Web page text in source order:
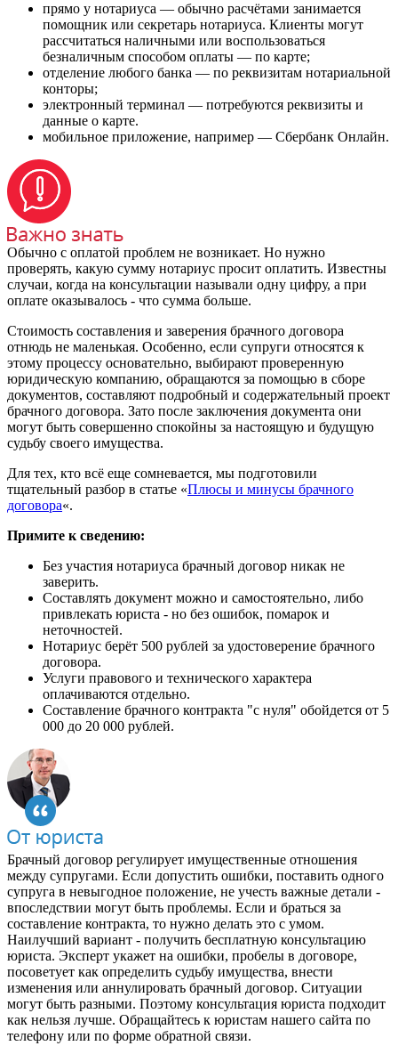
прямо у нотариуса — обычно расчётами занимается
помощник или секретарь нотариуса. Клиенты могут
рассчитаться наличными или воспользоваться
безналичным способом оплаты — по карте;
отделение любого банка — по реквизитам нотариальной
конторы;
электронный терминал — потребуются реквизиты и
данные о карте.
мобильное приложение, например — Сбербанк Онлайн.
Обычно с оплатой проблем не возникает. Но нужно
проверять, какую сумму нотариус просит оплатить. Известны
случаи, когда на консультации называли одну цифру, а при
оплате оказывалось - что сумма больше.
Стоимость составления и заверения брачного договора
отнюдь не маленькая. Особенно, если супруги относятся к
этому процессу основательно, выбирают проверенную
юридическую компанию, обращаются за помощью в сборе
документов, составляют подробный и содержательный проект
брачного договора. Зато после заключения документа они
могут быть совершенно спокойны за настоящую и будущую
судьбу своего имущества.
Для тех, кто всё еще сомневается, мы подготовили
тщательный разбор в статье «Плюсы и минусы брачного
договора«.
Примите к сведению:
Без участия нотариуса брачный договор никак не
заверить.
Составлять документ можно и самостоятельно, либо
привлекать юриста - но без ошибок, помарок и
неточностей.
Нотариус берёт 500 рублей за удостоверение брачного
договора.
Услуги правового и технического характера
оплачиваются отдельно.
Составление брачного контракта "с нуля" обойдется от 5
000 до 20 000 рублей.
Брачный договор регулирует имущественные отношения
между супругами. Если допустить ошибки, поставить одного
супруга в невыгодное положение, не учесть важные детали -
впоследствии могут быть проблемы. Если и браться за
составление контракта, то нужно делать это с умом.
Наилучший вариант - получить бесплатную консультацию
юриста. Эксперт укажет на ошибки, пробелы в договоре,
посоветует как определить судьбу имущества, внести
изменения или аннулировать брачный договор. Ситуации
могут быть разными. Поэтому консультация юриста подходит
как нельзя лучше. Обращайтесь к юристам нашего сайта по
телефону или по форме обратной связи.